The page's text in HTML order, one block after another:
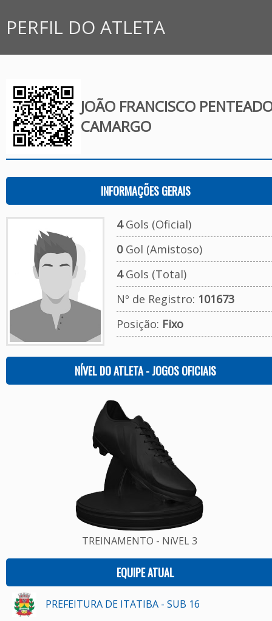
PERFIL DO ATLETA
JOÃO FRANCISCO
CAMARGO
INFORMAÇÕES GERAIS
4Gols (Oficial)
0Gol (Amistoso)
4Gols (Total)
Nº de Registro: 101673
Posição: Fixo
NÍVEL DO ATLETA - JOGOS OFICIAIS
TREINAMENTO - NíVEL 3
EQUIPE ATUAL
PREFEITURA DE ITATIBA - SUB 16